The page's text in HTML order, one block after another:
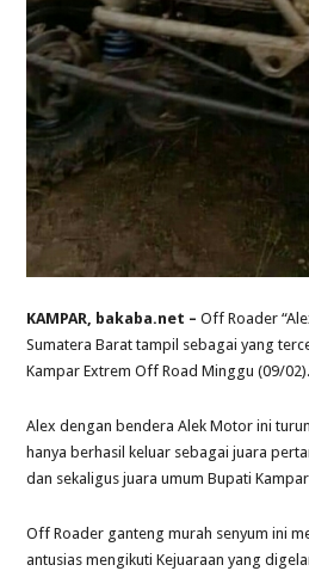
KAMPAR, bakaba.net – Off Roader
Sumatera Barat tampil sebagai yang
Kampar Extrem Off Road Minggu (09/02).
Alex dengan bendera Alek Motor ini
hanya berhasil keluar sebagai juara
dan sekaligus juara umum Bupati
Off Roader ganteng murah senyum ini
antusias mengikuti Kejuaraan yang